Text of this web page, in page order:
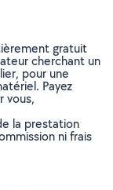
gratuit
cherchant un
pour une
Payez
vous,
la prestation
ni frais